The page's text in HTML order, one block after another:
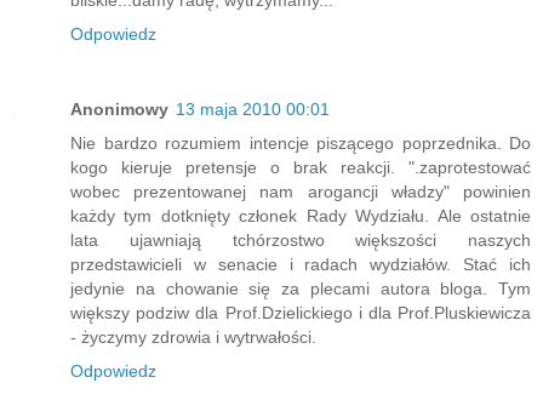
Odpowiedz
Anonimowy 13 maja 2010 00:01
Nie bardzo rozumiem intencje piszącego poprzednika. Do
kogo kieruje pretensje o brak reakcji. ".zaprotestować
wobec prezentowanej nam arogancji władzy" powinien
każdy tym dotknięty członek Rady Wydziału. Ale ostatnie
lata ujawniają tchórzostwo większości naszych
przedstawicieli w senacie i radach wydziałów. Stać ich
jedynie na chowanie się za plecami autora bloga. Tym
większy podziw dla Prof.Dzielickiego i dla Prof.Pluskiewicza
- życzymy zdrowia i wytrwałości.
Odpowiedz